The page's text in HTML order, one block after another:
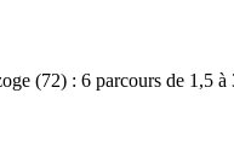
(72) : 6 parcours de 1,5